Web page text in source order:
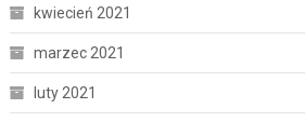
kwiecień 2021
marzec 2021
luty 2021